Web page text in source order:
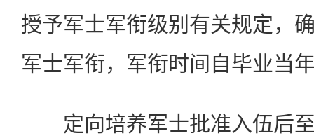
授予军士军衔级别有关规定，
军士军衔，军衔时间自毕业当
定向培养军士批准入伍后至